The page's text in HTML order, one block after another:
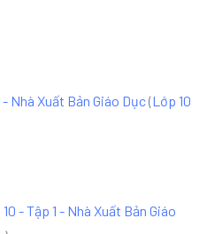
Nhà Xuất Bản Giáo Dục(Lớp 10
- Tập 1 - Nhà Xuất Bản Giáo